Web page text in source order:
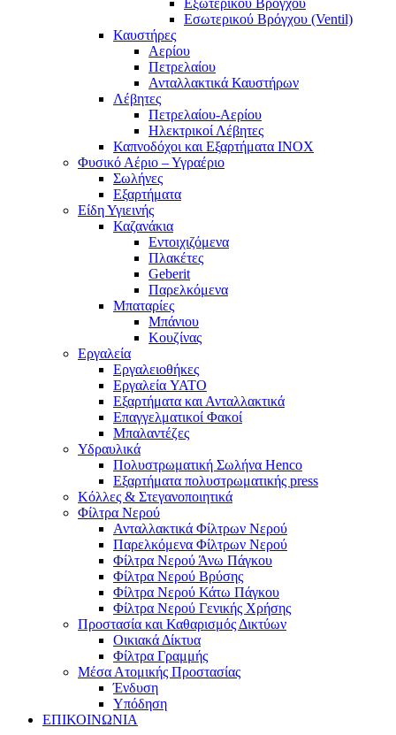
Εσωτερικού Βρόγχου (Ventil)
Καυστήρες
Αερίου
Πετρελαίου
Ανταλλακτικά Καυστήρων
Λέβητες
Πετρελαίου-Αερίου
Ηλεκτρικοί Λέβητες
Καπνοδόχοι και Εξαρτήματα ΙΝΟΧ
Φυσικό Αέριο – Υγραέριο
Σωλήνες
Εξαρτήματα
Είδη Υγιεινής
Καζανάκια
Εντοιχιζόμενα
Πλακέτες
Geberit
Παρελκόμενα
Μπαταρίες
Μπάνιου
Κουζίνας
Εργαλεία
Εργαλειοθήκες
Εργαλεία YATO
Εξαρτήματα και Ανταλλακτικά
Επαγγελματικοί Φακοί
Μπαλαντέζες
Υδραυλικά
Πολυστρωματική Σωλήνα Henco
Εξαρτήματα πολυστρωματικής press
Κόλλες & Στεγανοποιητικά
Φίλτρα Νερού
Ανταλλακτικά Φίλτρων Νερού
Παρελκόμενα Φίλτρων Νερού
Φίλτρα Νερού Άνω Πάγκου
Φίλτρα Νερού Βρύσης
Φίλτρα Νερού Κάτω Πάγκου
Φίλτρα Νερού Γενικής Χρήσης
Προστασία και Καθαρισμός Δικτύων
Οικιακά Δίκτυα
Φίλτρα Γραμμής
Μέσα Ατομικής Προστασίας
Ένδυση
Υπόδηση
ΕΠΙΚΟΙΝΩΝΙΑ